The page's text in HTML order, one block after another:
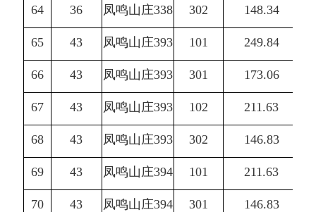
64 36 凤鸣山庄338 302 148.34
65 43 凤鸣山庄393 101 249.84
66 43 凤鸣山庄393 301 173.06
67 43 凤鸣山庄393 102 211.63
68 43 凤鸣山庄393 302 146.83
69 43 凤鸣山庄394 101 211.63
70 43 凤鸣山庄394 301 146.83